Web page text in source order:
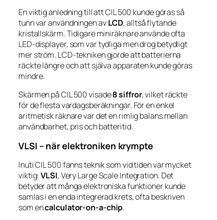
En viktig anledning till att CIL 500 kunde göras så
tunn var användningen avLCD, alltså flytande
kristallskärm. Tidigare miniräknare använde ofta
LED-displayer, som var tydliga men drog betydligt
mer ström. LCD-tekniken gjorde att batterierna
räckte längre och att själva apparaten kunde göras
mindre.
Skärmen på CIL 500 visade8 siffror, vilket räckte
för de flesta vardagsberäkningar. För en enkel
aritmetisk räknare var det en rimlig balans mellan
användbarhet, pris och batteritid.
VLSI – när elektroniken krympte
Inuti CIL 500 fanns teknik som vid tiden var mycket
viktig:VLSI, Very Large Scale Integration. Det
betyder att många elektroniska funktioner kunde
samlas i en enda integrerad krets, ofta beskriven
som encalculator-on-a-chip.